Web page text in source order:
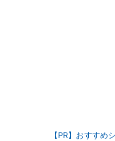
【PR】おすすめ